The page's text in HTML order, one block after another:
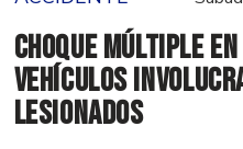
Choque múltiple
vehículos
lesionados